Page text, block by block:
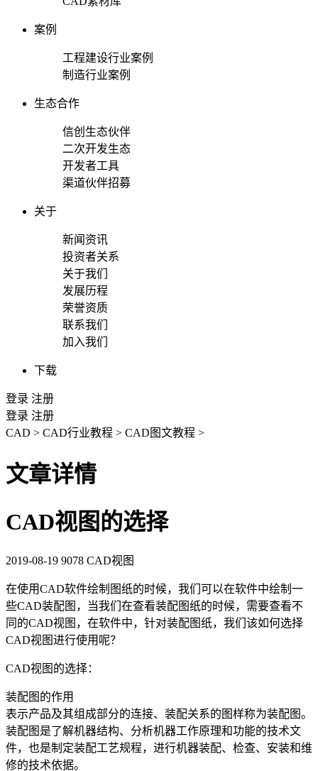
案例
工程建设行业案例
制造行业案例
生态合作
信创生态伙伴
二次开发生态
开发者工具
渠道伙伴招募
关于
新闻资讯
投资者关系
关于我们
发展历程
荣誉资质
联系我们
加入我们
下载
登录 注册
登录 注册
CAD > CAD行业教程 > CAD图文教程 >
文章详情
CAD视图的选择
2019-08-19 9078 CAD视图
在使用CAD软件绘制图纸的时候，我们可以在软件中绘制一
些CAD装配图，当我们在查看装配图纸的时候，需要查看不
同的CAD视图，在软件中，针对装配图纸，我们该如何选择
CAD视图进行使用呢？
CAD视图的选择：
装配图的作用
表示产品及其组成部分的连接、装配关系的图样称为装配图。
装配图是了解机器结构、分析机器工作原理和功能的技术文
件，也是制定装配工艺规程，进行机器装配、检查、安装和维
修的技术依据。